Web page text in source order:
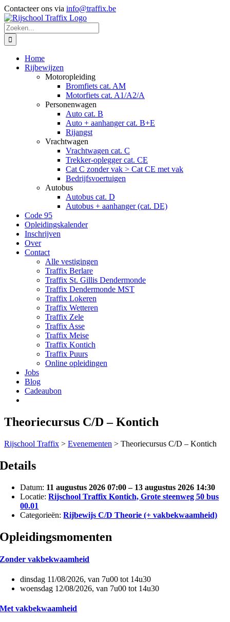
Ga
naar
inhoud
Contacteer ons via info@traffix.be
Facebook
Instagram
Zoeken
naar:
Home
Rijbewijzen
Motoropleiding
Bromfiets cat. AM
Motorfiets cat. A1/A2/A
Personenwagen
Auto cat. B
Auto + aanhanger cat. B+E
Rijangst
Vrachtwagen
Vrachtwagen cat. C
Trekker-oplegger cat. CE
Cat C zonder vak > Cat CE met vak
Bedrijfsvoertuigen
Autobus
Autobus cat. D
Autobus + aanhanger (cat. DE)
Code 95
Opleidingskalender
Inschrijven
Over
Contact
Alle vestigingen
Traffix Berlare
Traffix St. Gillis Dendermonde
Traffix Dendermonde MST
Traffix Lokeren
Traffix Wetteren
Traffix Zele
Traffix Asse
Traffix Meise
Traffix Kontich
Traffix Puurs
Online opleidingen
Jobs
Blog
Cadeaubon
Theoriecursus C/D – Kontich
Rijschool Traffix > Evenementen > Theoriecursus C/D – Kontich
Details
Datum: 11 augustus 2026 07:00– 13 augustus 2026 14:30
Locatie:Rijschool Traffix Kontich, Grote steenweg 50 bus
00.01
Categorieën:Rijbewijs C/D Theorie (+ vakbekwaamheid)
Opleidingsmomenten
Zonder vakbekwaamheid
dinsdag 11/08/2026, van 7u00 tot 14u30
woensdag 12/08/2026, van 7u00 tot 14u30
Met vakbekwaamheid